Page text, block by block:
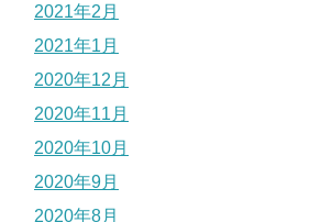
2021年2月
2021年1月
2020年12月
2020年11月
2020年10月
2020年9月
2020年8月